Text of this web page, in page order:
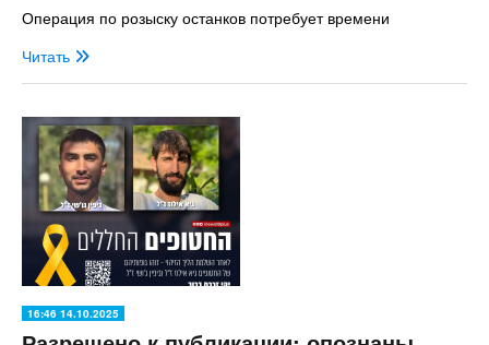
Операция по розыску останков потребует времени
Читать
16:46 14.10.2025